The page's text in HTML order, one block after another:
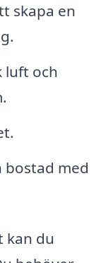
skapa en
luft och
med
kan du